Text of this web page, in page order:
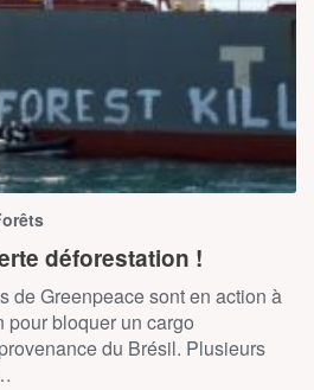
déforestation !
de Greenpeace sont en action à
pour bloquer un cargo
du Brésil. Plusieurs